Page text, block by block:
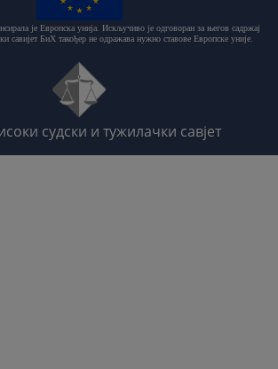
је Европска унија. Искључиво је одговоран за његов садржај
савијет БиХ такођер не одражава нужно ставове Европске уније.
судски и тужилачки савјет